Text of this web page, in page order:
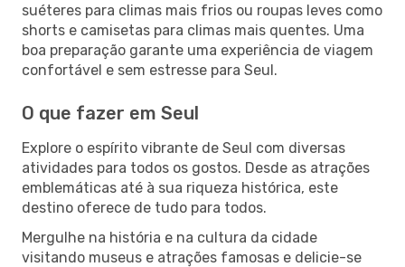
suéteres para climas mais frios ou roupas leves como
shorts e camisetas para climas mais quentes. Uma
boa preparação garante uma experiência de viagem
confortável e sem estresse para Seul.
O que fazer em Seul
Explore o espírito vibrante de Seul com diversas
atividades para todos os gostos. Desde as atrações
emblemáticas até à sua riqueza histórica, este
destino oferece de tudo para todos.
Mergulhe na história e na cultura da cidade
visitando museus e atrações famosas e delicie-se